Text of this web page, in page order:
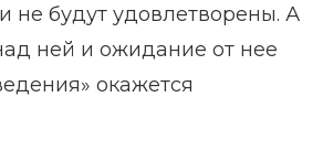
не будут удовлетворены. А
ней и ожидание от нее
окажется